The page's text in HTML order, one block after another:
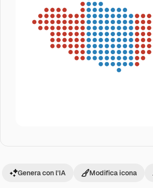
Genera con l'IA Modifica icona